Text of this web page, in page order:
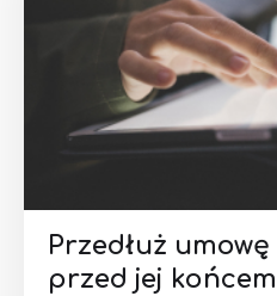
Przedłuż
przed jej